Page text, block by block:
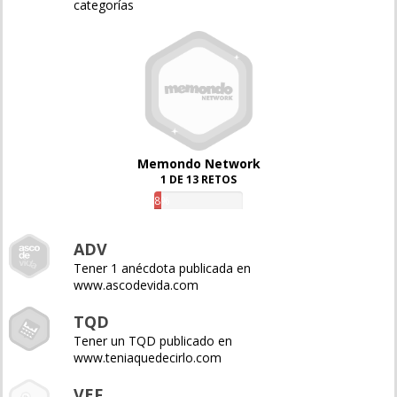
categorías
Memondo Network
1 DE 13 RETOS
8%
ADV
Tener 1 anécdota publicada en
www.ascodevida.com
TQD
Tener un TQD publicado en
www.teniaquedecirlo.com